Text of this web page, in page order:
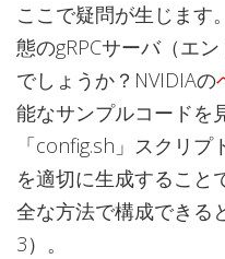
ここで疑問が生じます
態のgRPCサーバ（エ
でしょうか？NVIDIAの
能なサンプルコードを
「config.sh」スクリプ
を適切に生成すること
全な方法で構成できる
3）。